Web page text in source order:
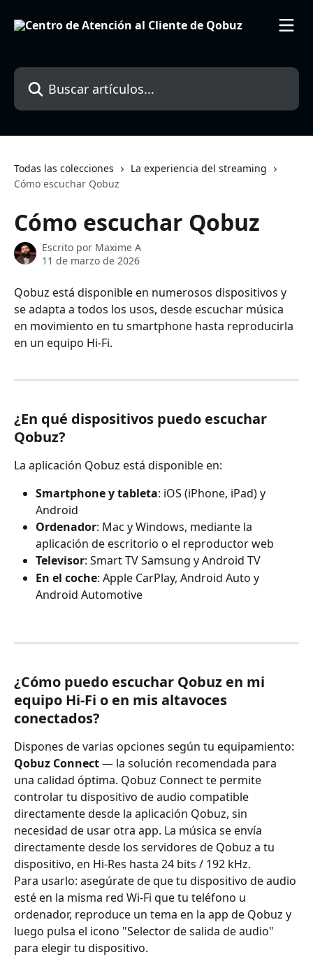
Buscar artículos...
Todas las colecciones
La experiencia del streaming
Cómo escuchar Qobuz
Cómo escuchar Qobuz
Escrito por Maxime A
11 de marzo de 2026
Qobuz está disponible en numerosos dispositivos y
se adapta a todos los usos, desde escuchar música
en movimiento en tu smartphone hasta reproducirla
en un equipo Hi-Fi.
¿En qué dispositivos puedo escuchar
Qobuz?
La aplicación Qobuz está disponible en:
Smartphone y tableta: iOS (iPhone, iPad) y
Android
Ordenador: Mac y Windows, mediante la
aplicación de escritorio o el reproductor web
Televisor: Smart TV Samsung y Android TV
En el coche: Apple CarPlay, Android Auto y
Android Automotive
¿Cómo puedo escuchar Qobuz en mi
equipo Hi-Fi o en mis altavoces
conectados?
Dispones de varias opciones según tu equipamiento:
Qobuz Connect — la solución recomendada para
una calidad óptima. Qobuz Connect te permite
controlar tu dispositivo de audio compatible
directamente desde la aplicación Qobuz, sin
necesidad de usar otra app. La música se envía
directamente desde los servidores de Qobuz a tu
dispositivo, en Hi-Res hasta 24 bits / 192 kHz.
Para usarlo: asegúrate de que tu dispositivo de audio
esté en la misma red Wi-Fi que tu teléfono u
ordenador, reproduce un tema en la app de Qobuz y
luego pulsa el icono "Selector de salida de audio"
para elegir tu dispositivo.